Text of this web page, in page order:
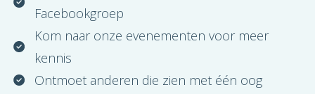
Facebookgroep
Kom naar onze evenementen voor meer
kennis
Ontmoet anderen die zien met één oog